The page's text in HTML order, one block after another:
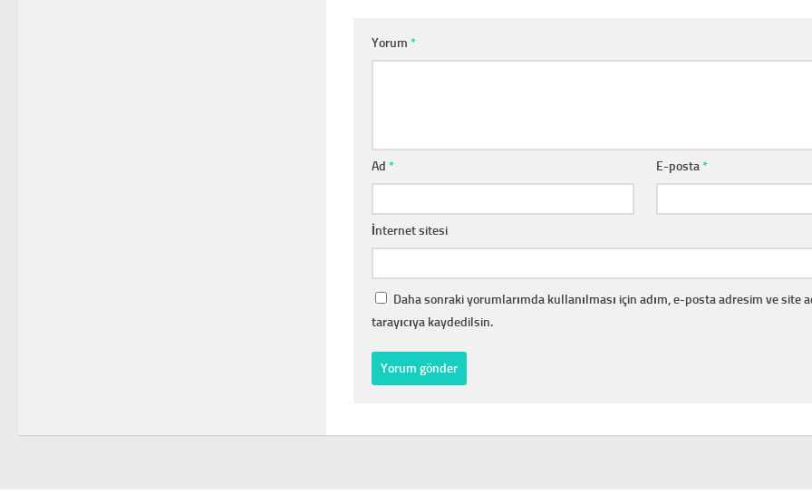
Yorum *
Ad * E-posta*
İnternet sitesi
Daha sonraki yorumlarımda kullanılması için adım, e-posta adresim ve site
tarayıcıya kaydedilsin.